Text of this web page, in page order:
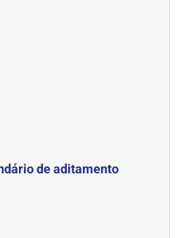
de aditamento